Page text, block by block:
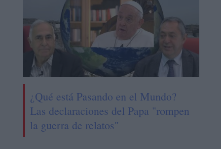
¿Qué está Pasando en el Mundo?
Las declaraciones del Papa "rompen
la guerra de relatos"